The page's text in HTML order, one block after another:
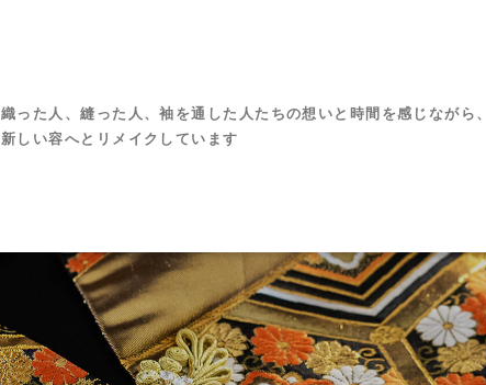
織った人、縫った人、袖を通した人たちの想いと時間を感じながら、
新しい容へとリメイクしています